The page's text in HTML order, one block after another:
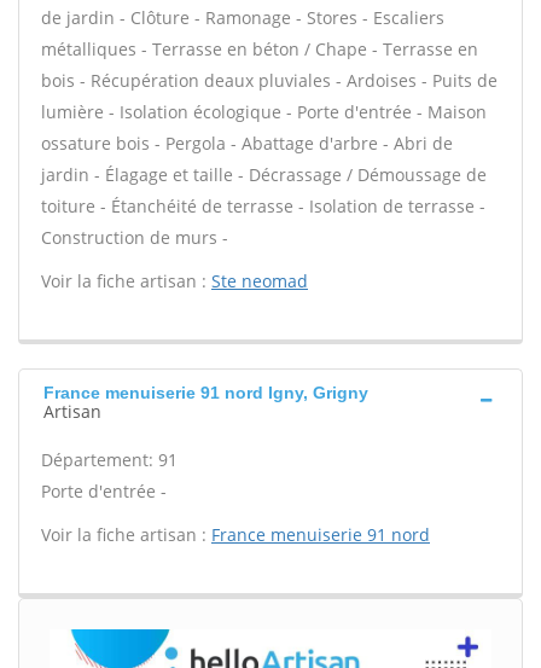
de jardin - Clôture - Ramonage - Stores - Escaliers
métalliques - Terrasse en béton / Chape - Terrasse en
bois - Récupération deaux pluviales - Ardoises - Puits de
lumière - Isolation écologique - Porte d'entrée - Maison
ossature bois - Pergola - Abattage d'arbre - Abri de
jardin - Élagage et taille - Décrassage / Démoussage de
toiture - Étanchéité de terrasse - Isolation de terrasse -
Construction de murs -
Voir la fiche artisan : Ste neomad
France menuiserie 91 nord Igny, Grigny
Artisan
Département: 91
Porte d'entrée -
Voir la fiche artisan : France menuiserie 91 nord